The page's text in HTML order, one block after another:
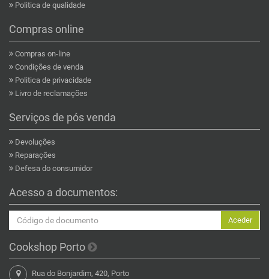
Politica de qualidade
Compras online
Compras on-line
Condições de venda
Politica de privacidade
Livro de reclamações
Serviços de pós venda
Devoluções
Reparações
Defesa do consumidor
Acesso a documentos:
Aceder
Cookshop Porto
Rua do Bonjardim, 420, Porto